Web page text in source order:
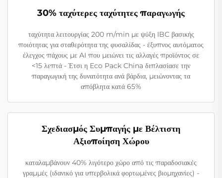
30% ταχύτερες ταχύτητες παραγωγής
ταχύτητα λειτουργίας 200 m/min με ψύξη IBC βασικής
ποιότητας για σταθερότητα της φυσαλίδας - έξυπνος αυτόματος
έλεγχος πάχους με AI που μειώνει τις αλλαγές προϊόντος σε
<15 λεπτά - Έτσι η Eco Pack China διπλασίασε την
παραγωγική της δυνατότητα ανά βάρδια, μειώνοντας τα
απόβλητα κατά 65%
Σχεδιασμός Συμπαγής με Βέλτιστη
Αξιοποίηση Χώρου
καταλαμβάνουν 40% λιγότερο χώρο από τις παραδοσιακές
γραμμές (ιδανικό για υπερβολικά φορτωμένες βιομηχανίες) -